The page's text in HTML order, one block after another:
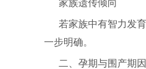
家族遗传倾向
若家族中有智力发
一步明确。
二、孕期与围产期